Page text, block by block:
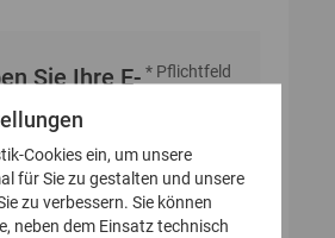
* Pflichtfeld
Sie Ihre E-
an
Cookies ein, um unsere
für Sie zu gestalten und unsere
zu verbessern. Sie können
neben dem Einsatz technisch